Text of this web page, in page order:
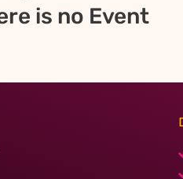
is no Event